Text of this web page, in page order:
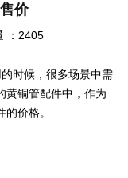
价
：2405
时候，很多场景中需
黄铜管配件中，作为
价格。